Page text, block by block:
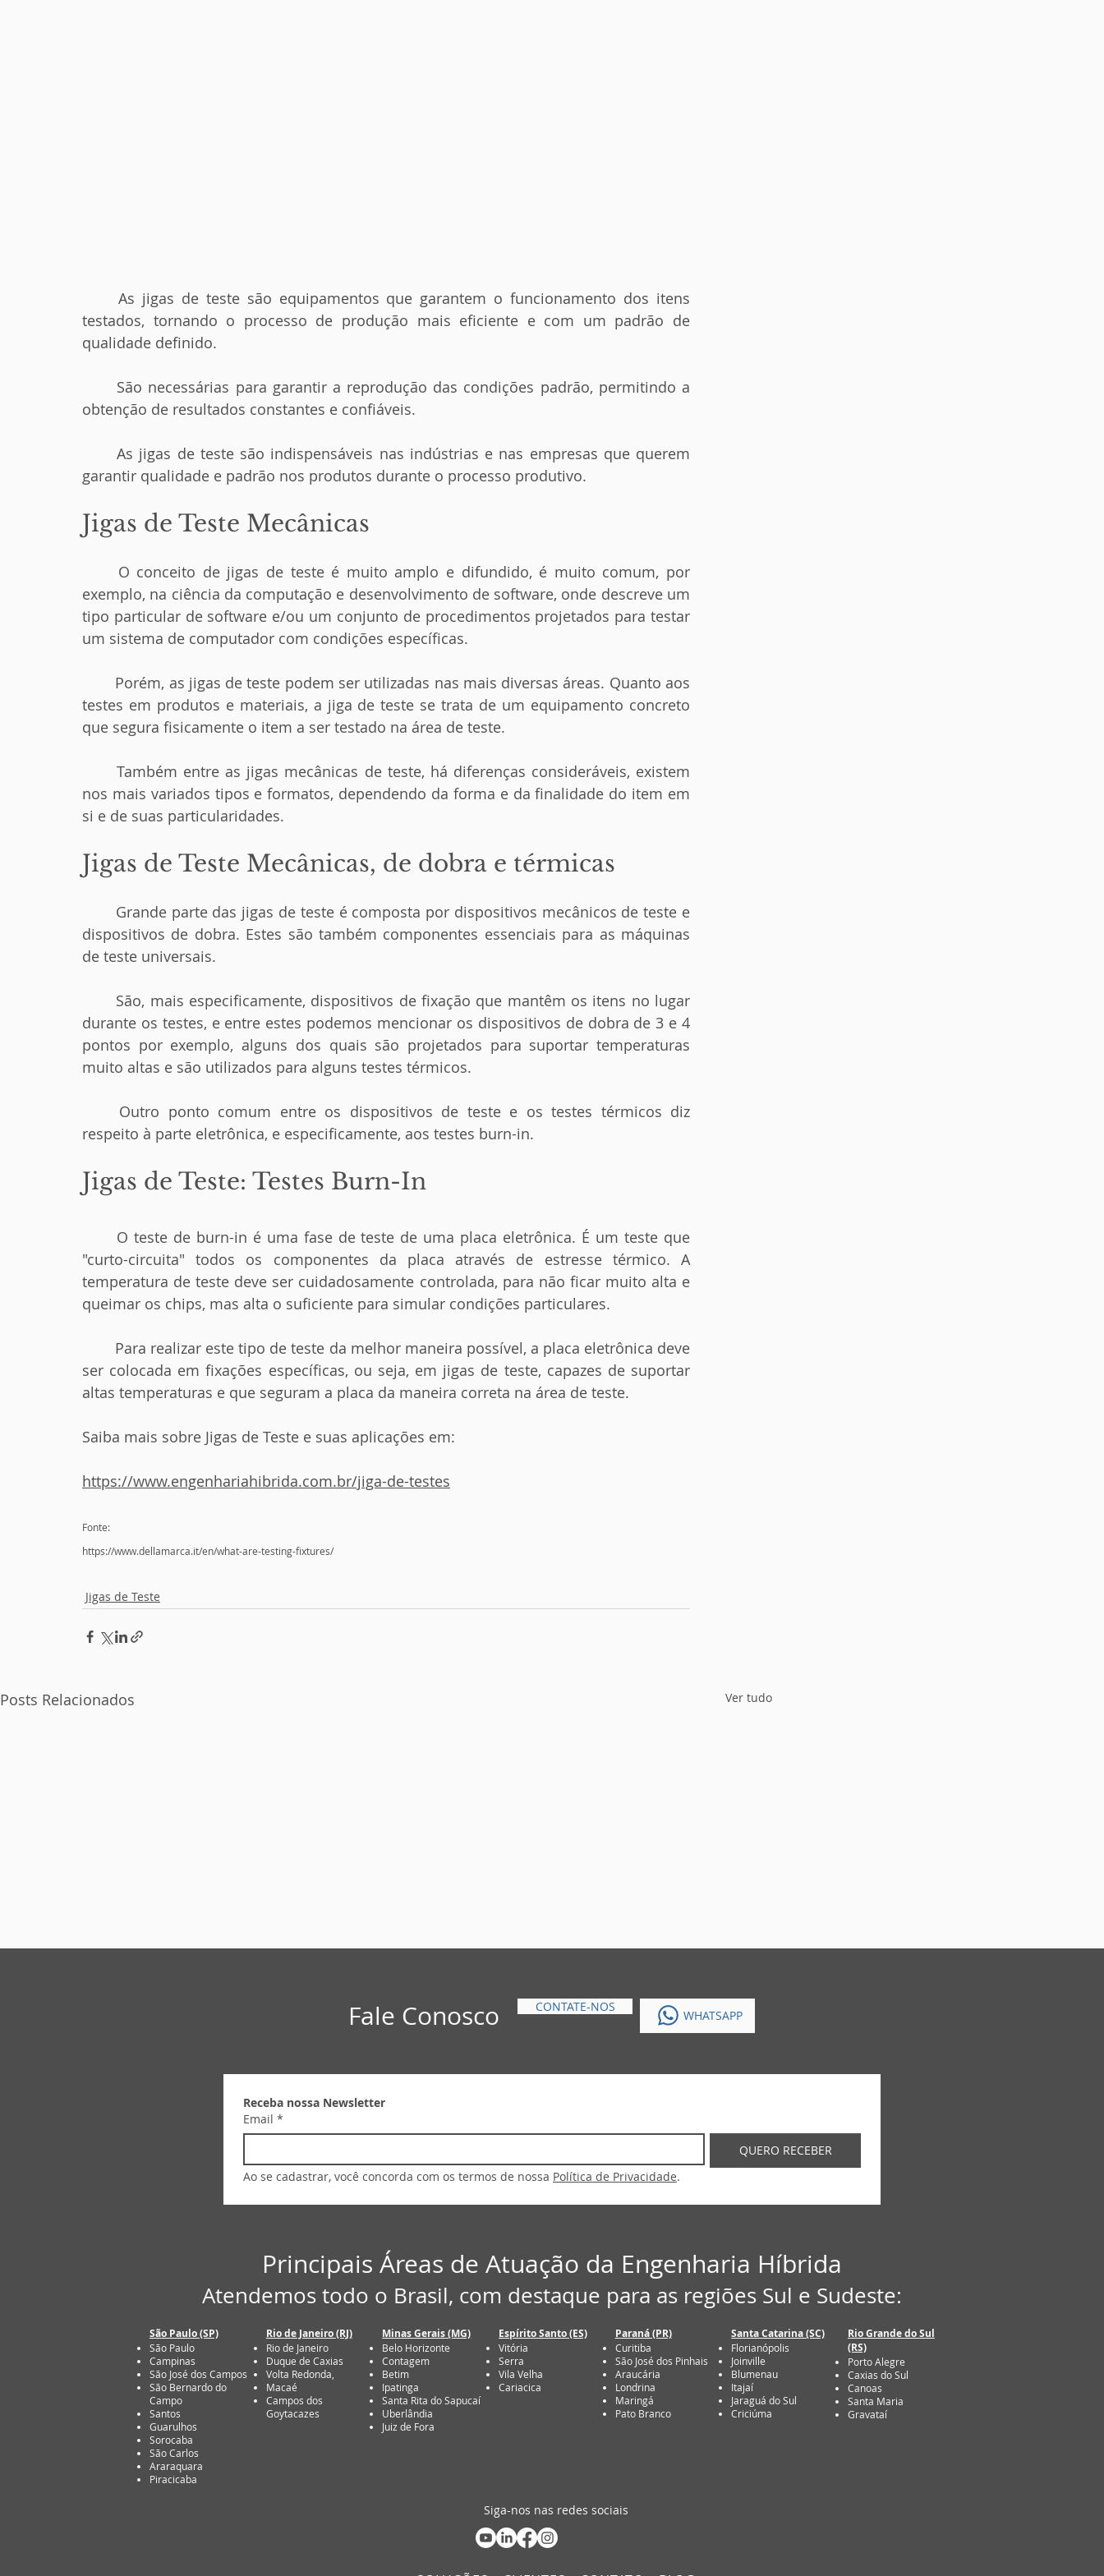
testados, tornando o processo de produção mais eficiente e com um padrão de
qualidade definido.
obtenção de resultados constantes e confiáveis.
	As jigas de teste são indispensáveis nas indústrias e nas empresas que querem
garantir qualidade e padrão nos produtos durante o processo produtivo.
Jigas de Teste Mecânicas
exemplo, na ciência da computação e desenvolvimento de software, onde descreve um
tipo particular de software e/ou um conjunto de procedimentos projetados para testar
um sistema de computador com condições específicas.
testes em produtos e materiais, a jiga de teste se trata de um equipamento concreto
que segura fisicamente o item a ser testado na área de teste.
	Também entre as jigas mecânicas de teste, há diferenças consideráveis, existem
nos mais variados tipos e formatos, dependendo da forma e da finalidade do item em
si e de suas particularidades.
Jigas de Teste Mecânicas, de dobra e térmicas
dispositivos de dobra. Estes são também componentes essenciais para as máquinas
de teste universais.
durante os testes, e entre estes podemos mencionar os dispositivos de dobra de 3 e 4
pontos por exemplo, alguns dos quais são projetados para suportar temperaturas
muito altas e são utilizados para alguns testes térmicos.
respeito à parte eletrônica, e especificamente, aos testes burn-in.
Jigas de Teste: Testes Burn-In
"curto-circuita" todos os componentes da placa através de estresse térmico. A
temperatura de teste deve ser cuidadosamente controlada, para não ficar muito alta e
queimar os chips, mas alta o suficiente para simular condições particulares.
ser colocada em fixações específicas, ou seja, em jigas de teste, capazes de suportar
altas temperaturas e que seguram a placa da maneira correta na área de teste.
Saiba mais sobre Jigas de Teste e suas aplicações em:
https://www.engenhariahibrida.com.br/jiga-de-testes
Fonte:
https://www.dellamarca.it/en/what-are-testing-fixtures/
Jigas de Teste
Posts Relacionados Ver tudo
Teste) para Inversores de
Frequência
são e para que servem
Fale Conosco CONTATE-NOS
WHATSAPP
Receba nossa Newsletter
Email *
QUERO RECEBER
Ao se cadastrar, você concorda com os termos de nossa Política de Privacidade.
Principais Áreas de Atuação da Engenharia Híbrida
Atendemos todo o Brasil, com destaque para as regiões Sul e Sudeste:
São Paulo (SP)
São Paulo
Campinas
São José dos Campos
São Bernardo do
Campo
Santos
Guarulhos
Sorocaba
São Carlos
Araraquara
Piracicaba
Rio de Janeiro (RJ)
Rio de Janeiro
Duque de Caxias
Volta Redonda,
Macaé
Campos dos
Goytacazes
Minas Gerais (MG)
Belo Horizonte
Contagem
Betim
Ipatinga
Santa Rita do Sapucaí
Uberlândia
Juiz de Fora
Espírito Santo (ES)
Vitória
Serra
Vila Velha
Cariacica
Paraná (PR)
Curitiba
São José dos Pinhais
Araucária
Londrina
Maringá
Pato Branco
Santa Catarina (SC)
Florianópolis
Joinville
Blumenau
Itajaí
Jaraguá do Sul
Criciúma
Rio Grande do Sul
(RS)
Porto Alegre
Caxias do Sul
Canoas
Santa Maria
Gravataí
Siga-nos nas redes sociais